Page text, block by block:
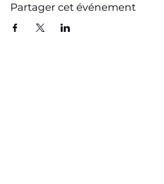
Partager cet événement